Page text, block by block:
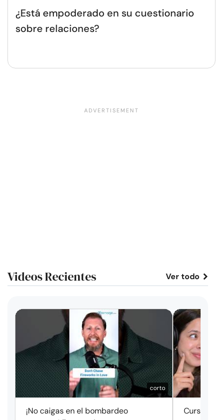
¿Está empoderado en su cuestionario
sobre relaciones?
Videos Recientes Ver todo
corto
¡No caigas en el bombardeo
Cursos